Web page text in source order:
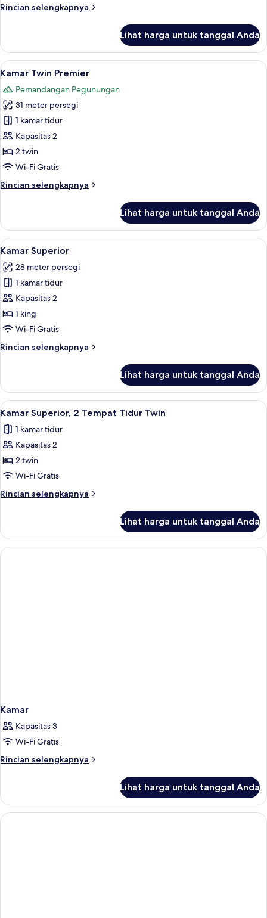
Tempat
Rincian selengkapnya
Rincian
Kamar
Double
Premier,
Tempat
Tidur
King
Lihat harga untuk tanggal Anda
Lihat
semua
foto
untuk
Kamar
Twin
Premier
Kamar Twin Premier | Ruang kerja
2
Kamar Twin Premier
Pemandangan Pegunungan
31 meter persegi
1 kamar tidur
Kapasitas 2
2 twin
Wi-Fi Gratis
Rincian selengkapnya
Rincian
Kamar
Twin
Premier
Lihat harga untuk tanggal Anda
Lihat
semua
foto
untuk
Kamar
Superior
Kamar Superior | Ruang kerja
2
Kamar Superior
28 meter persegi
1 kamar tidur
Kapasitas 2
1 king
Wi-Fi Gratis
Rincian selengkapnya
Rincian
Kamar
Superior
Lihat harga untuk tanggal Anda
Lihat
semua
foto
untuk
Kamar
Superior,
2
Tempat
Twin
Kamar Superior, 2 Tempat Tidur
2
Kamar Superior, 2 Tempat Tidur Twin
1 kamar tidur
Kapasitas 2
2 twin
Wi-Fi Gratis
Rincian selengkapnya
Rincian
Kamar
Superior,
2
Lihat harga untuk tanggal Anda
Kamar
Kapasitas 3
Wi-Fi Gratis
Rincian selengkapnya
Rincian
Kamar
Lihat harga untuk tanggal Anda